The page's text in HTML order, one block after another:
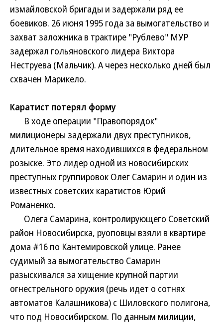
измайловской бригады и задержали ряд ее
боевиков. 26 июня 1995 года за вымогательство и
захват заложника в трактире "Рублево" МУР
задержал гольяновского лидера Виктора
Неструева (Мальчик). А через несколько дней был
схвачен Марикело.
Каратист потерял форму
В ходе операции "Правопорядок"
милиционеры задержали двух преступников,
длительное время находившихся в федеральном
розыске. Это лидер одной из новосибирских
преступных группировок Олег Самарин и один из
известных советских каратистов Юрий
Романенко.
Олега Самарина, контролирующего Советский
район Новосибирска, руоповцы взяли в квартире
дома #16 по Кантемировской улице. Ранее
судимый за вымогательство Самарин
разыскивался за хищение крупной партии
огнестрельного оружия (речь идет о сотнях
автоматов Калашникова) с Шиловского полигона,
что под Новосибирском. По данным милиции,